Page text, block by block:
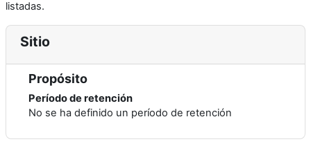
listadas.
Sitio
Propósito
Período de retención
No se ha definido un período de retención